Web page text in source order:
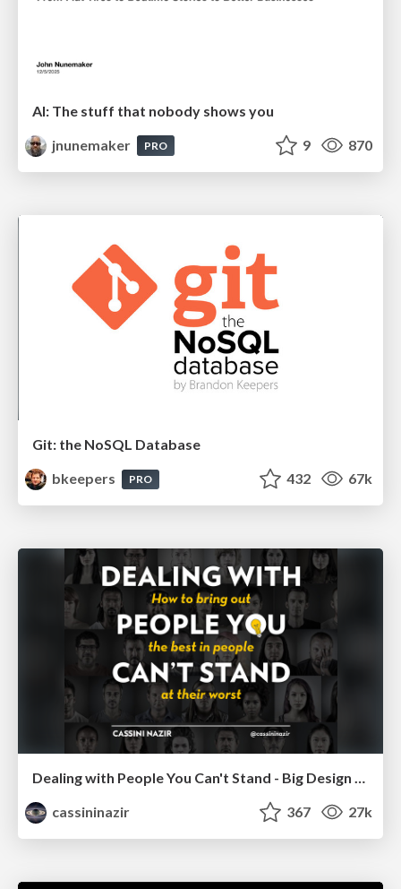
AI: The stuff that nobody shows you
jnunemaker
PRO 9 870
Git: the NoSQL Database
bkeepers
PRO 432 67k
Dealing with People You Can't Stand - Big Design 2015
cassininazir
367 27k